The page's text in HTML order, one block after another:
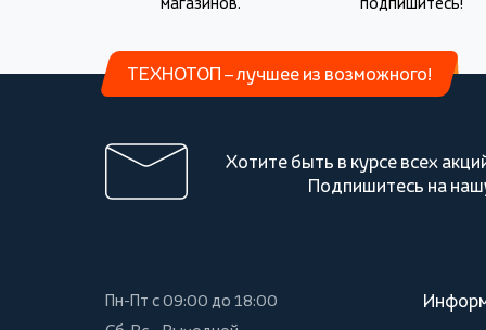
ТЕХНОТОП – лучшее из возможного!
Хотите быть в курсе всех
Подпишитесь на
Пн-Пт с 09:00 до 18:00